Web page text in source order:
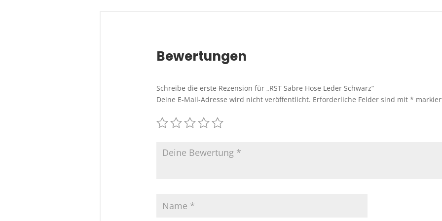
Bewertungen
Schreibe die erste Rezension für „RST Sabre Hose Leder Schwarz“
Deine E-Mail-Adresse wird nicht veröffentlicht. Erforderliche Felder sind mit*